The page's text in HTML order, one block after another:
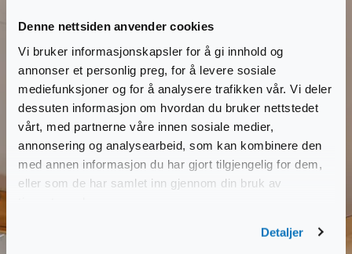
Denne nettsiden anvender cookies
Vi bruker informasjonskapsler for å gi innhold og
annonser et personlig preg, for å levere sosiale
mediefunksjoner og for å analysere trafikken vår. Vi deler
dessuten informasjon om hvordan du bruker nettstedet
vårt, med partnerne våre innen sosiale medier,
annonsering og analysearbeid, som kan kombinere den
med annen informasjon du har gjort tilgjengelig for dem,
eller som de har samlet inn gjennom din bruk av
Detaljer